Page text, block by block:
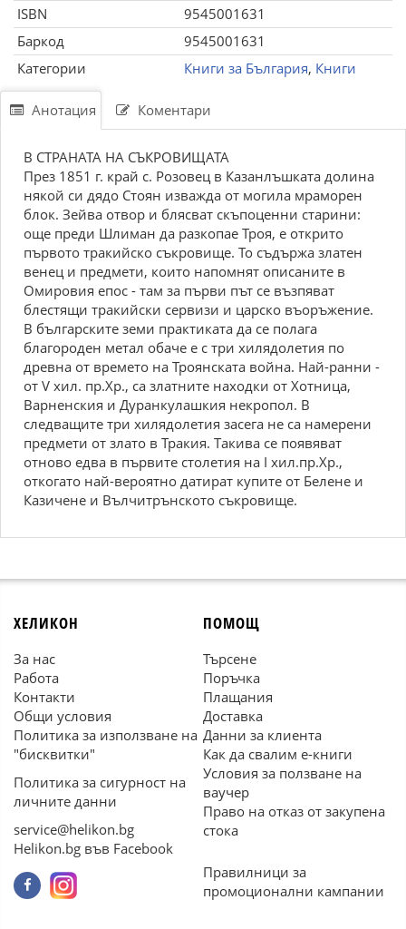
ISBN
9545001631
Баркод
9545001631
Категории
Книги за България, Книги
Анотация Коментари
В СТРАНАТА НА СЪКРОВИЩАТА
През 1851 г. край с. Розовец в Казанлъшката долина
някой си дядо Стоян изважда от могила мраморен
блок. Зейва отвор и блясват скъпоценни старини:
още преди Шлиман да разкопае Троя, е открито
първото тракийско съкровище. То съдържа златен
венец и предмети, които напомнят описаните в
Омировия епос - там за първи път се възпяват
блестящи тракийски сервизи и царско въоръжение.
В българските земи практиката да се полага
благороден метал обаче е с три хилядолетия по
древна от времето на Троянската война. Най-ранни -
от V хил. пр.Хр., са златните находки от Хотница,
Варненския и Дуранкулашкия некропол. В
следващите три хилядолетия засега не са намерени
предмети от злато в Тракия. Такива се появяват
отново едва в първите столетия на I хил.пр.Хр.,
откогато най-вероятно датират купите от Белене и
Казичене и Вълчитрънското съкровище.
ХЕЛИКОН
За нас
Работа
Контакти
Общи условия
Политика за използване на
"бисквитки"
Политика за сигурност на
личните данни
service@helikon.bg
Helikon.bg във Facebook
ПОМОЩ
Търсене
Поръчка
Плащания
Доставка
Данни за клиента
Как да свалим е-книги
Условия за ползване на
ваучер
Право на отказ от закупена
стока
Правилници за
промоционални кампании